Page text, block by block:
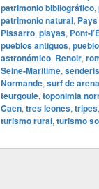
patrimonio bibliográfico,
patrimonio natural,
Pissarro, playas,
pueblos antiguos,
astronómico, Renoir,
Seine‑Maritime,
Normande, surf de arena
teurgoule, toponimia
Caen, tres leones, tripes,
turismo rural, turismo